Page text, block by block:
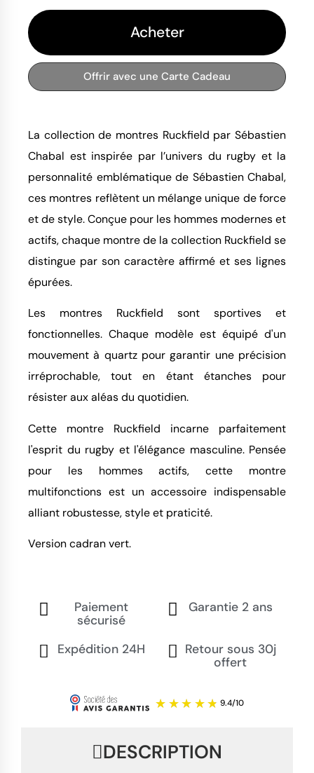
Acheter
Offrir avec une Carte Cadeau
La collection de montres Ruckfield par Sébastien
Chabal est inspirée par l’univers du rugby et la
personnalité emblématique de Sébastien Chabal,
ces montres reflètent un mélange unique de force
et de style. Conçue pour les hommes modernes et
actifs, chaque montre de la collection Ruckfield se
distingue par son caractère affirmé et ses lignes
épurées.
Les montres Ruckfield sont sportives et
fonctionnelles. Chaque modèle est équipé d'un
mouvement à quartz pour garantir une précision
irréprochable, tout en étant étanches pour
résister aux aléas du quotidien.
Cette montre Ruckfield incarne parfaitement
l'esprit du rugby et l'élégance masculine. Pensée
pour les hommes actifs, cette montre
multifonctions est un accessoire indispensable
alliant robustesse, style et praticité.
Version cadran vert.
Paiement
sécurisé
Garantie 2 ans
Expédition 24H
Retour sous 30j
offert
DESCRIPTION